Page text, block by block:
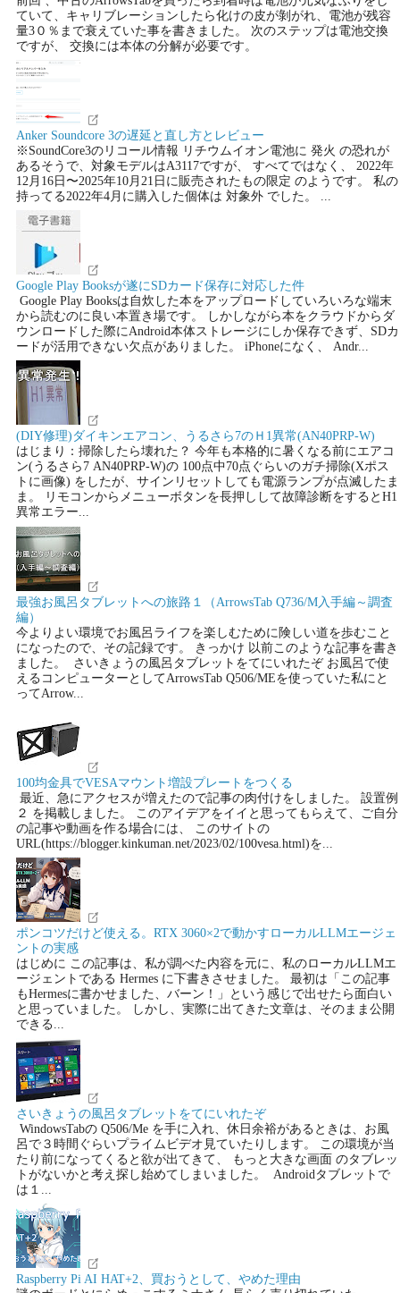
ていて、キャリブレーションしたら化けの皮が剝がれ、電池が残容
量3０％まで衰えていた事を書きました。 次のステップは電池交換
ですが、 交換には本体の分解が必要です。
Anker Soundcore 3の遅延と直し方とレビュー
※SoundCore3のリコール情報 リチウムイオン電池に 発火 の恐れが
あるそうで、対象モデルはA3117ですが、 すべてではなく、 2022年
12月16日〜2025年10月21日に販売されたもの限定 のようです。 私の
持ってる2022年4月に購入した個体は 対象外 でした。 ...
Google Play Booksが遂にSDカード保存に対応した件
Google Play Booksは自炊した本をアップロードしていろいろな端末
から読むのに良い本置き場です。 しかしながら本をクラウドからダ
ウンロードした際にAndroid本体ストレージにしか保存できず、SDカ
ードが活用できない欠点がありました。 iPhoneになく、 Andr...
(DIY修理)ダイキンエアコン、うるさら7のＨ1異常(AN40PRP-W)
はじまり：掃除したら壊れた？ 今年も本格的に暑くなる前にエアコ
ン(うるさら7 AN40PRP-W)の 100点中70点ぐらいのガチ掃除(Xポス
トに画像) をしたが、サインリセットしても電源ランプが点滅したま
ま。 リモコンからメニューボタンを長押しして故障診断をするとH1
異常エラー...
最強お風呂タブレットへの旅路１（ArrowsTab Q736/M入手編～調査
編）
今よりよい環境でお風呂ライフを楽しむために険しい道を歩むこと
になったので、その記録です。 きっかけ 以前このような記事を書き
ました。 さいきょうの風呂タブレットをてにいれたぞ お風呂で使
えるコンピューターとしてArrowsTab Q506/MEを使っていた私にと
ってArrow...
100均金具でVESAマウント増設プレートをつくる
最近、急にアクセスが増えたので記事の肉付けをしました。 設置例
２ を掲載しました。 このアイデアをイイと思ってもらえて、ご自分
の記事や動画を作る場合には、 このサイトの
URL(https://blogger.kinkuman.net/2023/02/100vesa.html)を...
ポンコツだけど使える。RTX 3060×2で動かすローカルLLMエージェ
ントの実感
はじめに この記事は、私が調べた内容を元に、私のローカルLLMエ
ージェントである Hermes に下書きさせました。 最初は「この記事
もHermesに書かせました、バーン！」という感じで出せたら面白い
と思っていました。 しかし、実際に出てきた文章は、そのまま公開
できる...
さいきょうの風呂タブレットをてにいれたぞ
WindowsTabの Q506/Me を手に入れ、休日余裕があるときは、お風
呂で３時間ぐらいプライムビデオ見ていたりします。 この環境が当
たり前になってくると欲が出てきて、 もっと大きな画面 のタブレッ
トがないかと考え探し始めてしまいました。 Androidタブレットで
は１...
Raspberry Pi AI HAT+2、買おうとして、やめた理由